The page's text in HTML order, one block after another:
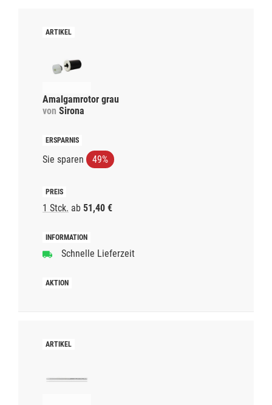
Amalgamrotor grau
von Sirona
Sie sparen 49%
1 Stck. ab 51,40 €
Schnelle Lieferzeit